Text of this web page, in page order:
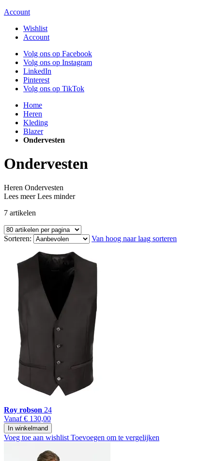
Account
Wishlist
Account
Volg ons op Facebook
Volg ons op Instagram
LinkedIn
Pinterest
Volg ons op TikTok
Home
Heren
Kleding
Blazer
Ondervesten
Ondervesten
Heren Ondervesten
Lees meer Lees minder
7 artikelen
Sorteren: Van hoog naar laag sorteren
Roy robson 24
Vanaf € 130,00
In winkelmand
Voeg toe aan wishlist Toevoegen om te vergelijken